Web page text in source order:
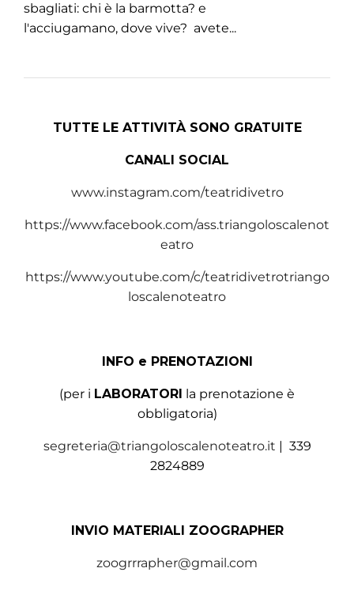
sbagliati: chi è la barmotta? e
l'acciugamano, dove vive? avete...
TUTTE LE ATTIVITÀ SONO GRATUITE
CANALI SOCIAL
www.instagram.com/teatridivetro
https://www.facebook.com/ass.triangoloscalenot
eatro
https://www.youtube.com/c/teatridivetrotriango
loscalenoteatro
INFO e PRENOTAZIONI
(per i LABORATORI la prenotazione è
obbligatoria)
segreteria@triangoloscalenoteatro.it | 339
2824889
INVIO MATERIALI ZOOGRAPHER
zoogrrrapher@gmail.com